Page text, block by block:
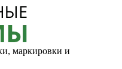
маркировки и